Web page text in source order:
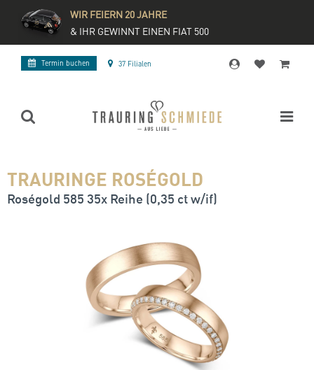
WIR FEIERN 20 JAHRE
& IHR GEWINNT EINEN FIAT 500
Termin buchen 37 Filialen
TRAURINGE ROSÉGOLD
Roségold 585 35x Reihe (0,35 ct w/if)